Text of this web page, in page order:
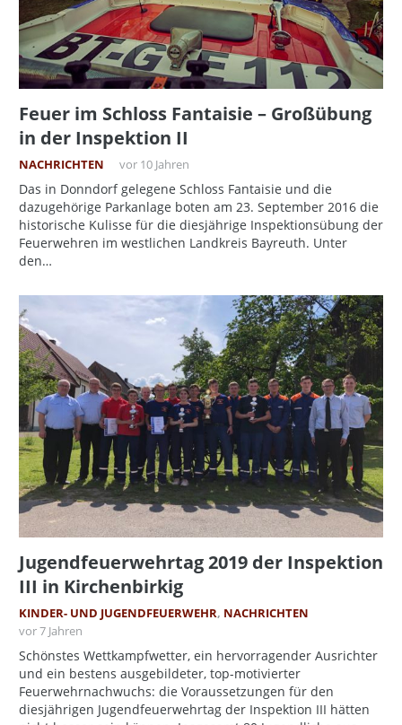
Feuer im Schloss Fantaisie – Großübung
in der Inspektion II
NACHRICHTEN vor 10 Jahren
Das in Donndorf gelegene Schloss Fantaisie und die
dazugehörige Parkanlage boten am 23. September 2016 die
historische Kulisse für die diesjährige Inspektionsübung der
Feuerwehren im westlichen Landkreis Bayreuth. Unter
den…
Jugendfeuerwehrtag 2019 der Inspektion
III in Kirchenbirkig
KINDER- UND JUGENDFEUERWEHR, NACHRICHTEN
vor 7 Jahren
Schönstes Wettkampfwetter, ein hervorragender Ausrichter
und ein bestens ausgebildeter, top-motivierter
Feuerwehrnachwuchs: die Voraussetzungen für den
diesjährigen Jugendfeuerwehrtag der Inspektion III hätten